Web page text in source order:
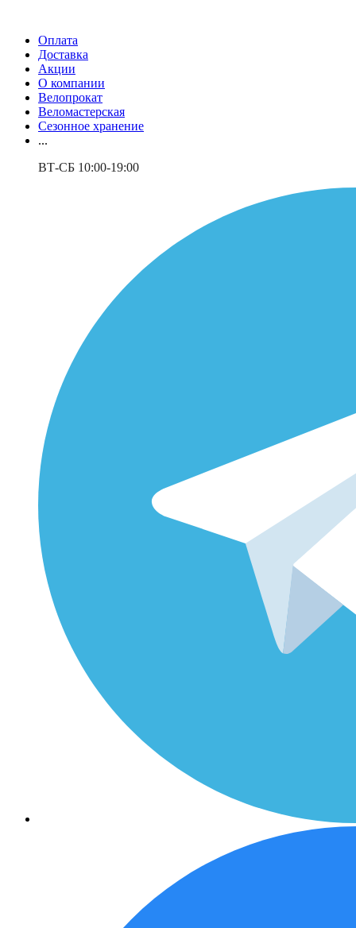
Оплата
Доставка
Акции
О компании
Велопрокат
Веломастерская
Сезонное хранение
...
ВТ-СБ 10:00-19:00